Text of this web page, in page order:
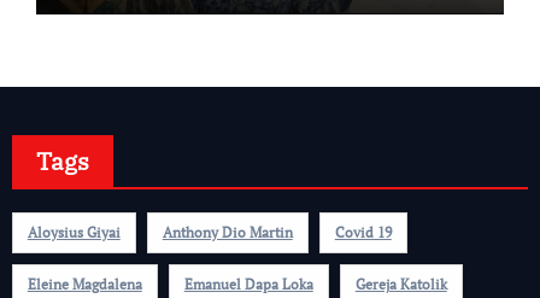
Tags
Aloysius Giyai Anthony Dio Martin Covid 19
Eleine Magdalena Emanuel Dapa Loka Gereja Katolik